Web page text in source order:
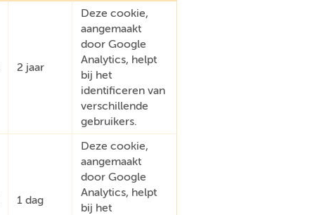
2 jaar
Deze cookie,
aangemaakt
door Google
Analytics, helpt
bij het
identificeren van
verschillende
gebruikers.
1 dag
Deze cookie,
aangemaakt
door Google
Analytics, helpt
bij het